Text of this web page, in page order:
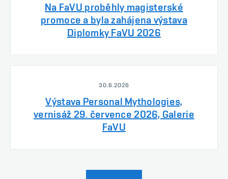
Na FaVU proběhly magisterské
promoce a byla zahájena výstava
Diplomky FaVU 2026
30.6.2026
Výstava Personal Mythologies,
vernisáž 29. července 2026, Galerie
FaVU